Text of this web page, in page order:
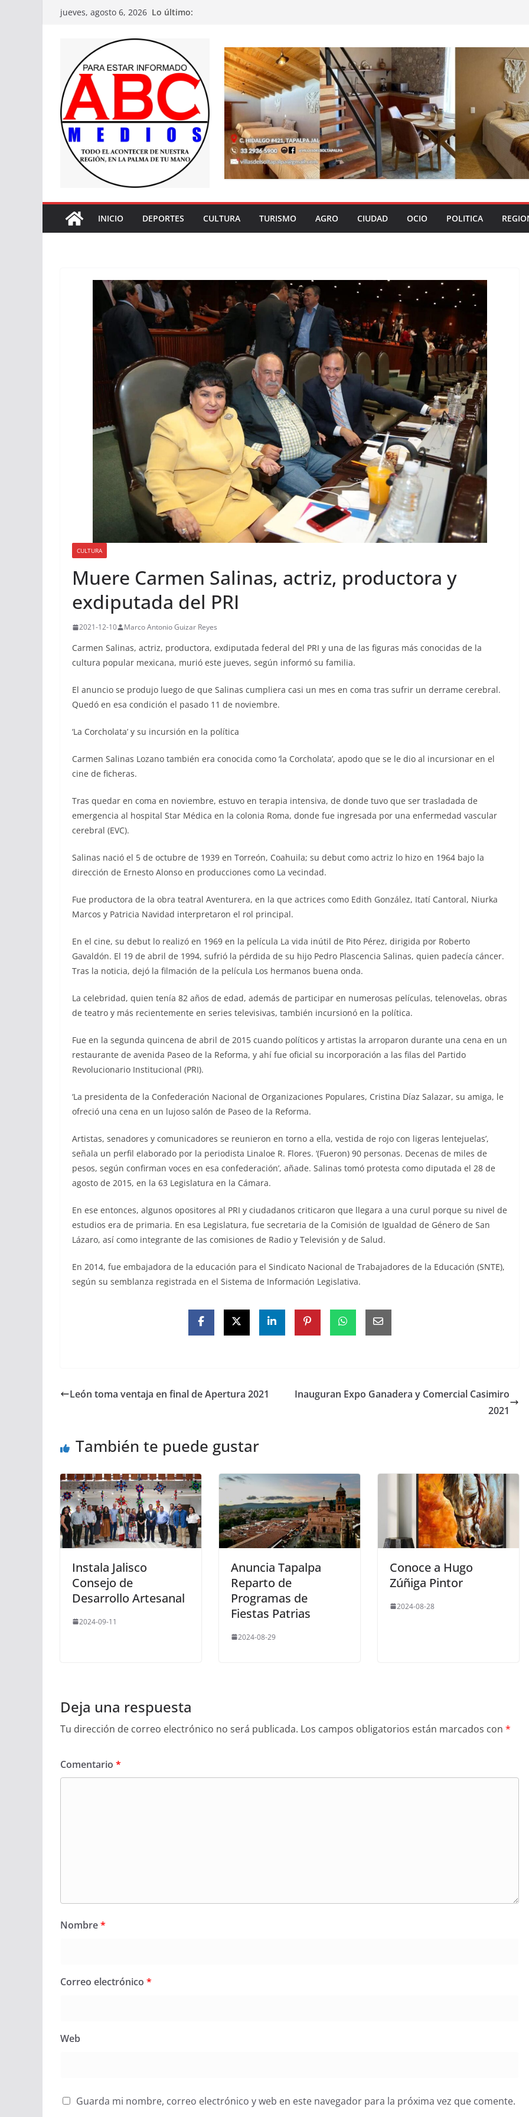
Saltarjueves, agosto 6, 2026 Lo último:
INICIO DEPORTES CULTURA TURISMO AGRO CIUDAD OCIO POLITICA
CULTURA
Muere Carmen Salinas, actriz, productora y
exdiputada del PRI
2021-12-10 Marco Antonio Guizar Reyes
Carmen Salinas, actriz, productora, exdiputada federal del PRI y una de las figuras más conocidas de la
cultura popular mexicana, murió este jueves, según informó su familia.
El anuncio se produjo luego de que Salinas cumpliera casi un mes en coma tras sufrir un derrame cerebral.
Quedó en esa condición el pasado 11 de noviembre.
‘La Corcholata’ y su incursión en la política
Carmen Salinas Lozano también era conocida como ‘la Corcholata’, apodo que se le dio al incursionar en el
cine de ficheras.
Tras quedar en coma en noviembre, estuvo en terapia intensiva, de donde tuvo que ser trasladada de
emergencia al hospital Star Médica en la colonia Roma, donde fue ingresada por una enfermedad vascular
cerebral (EVC).
Salinas nació el 5 de octubre de 1939 en Torreón, Coahuila; su debut como actriz lo hizo en 1964 bajo la
dirección de Ernesto Alonso en producciones como La vecindad.
Fue productora de la obra teatral Aventurera, en la que actrices como Edith González, Itatí Cantoral, Niurka
Marcos y Patricia Navidad interpretaron el rol principal.
En el cine, su debut lo realizó en 1969 en la película La vida inútil de Pito Pérez, dirigida por Roberto
Gavaldón. El 19 de abril de 1994, sufrió la pérdida de su hijo Pedro Plascencia Salinas, quien padecía cáncer.
Tras la noticia, dejó la filmación de la película Los hermanos buena onda.
La celebridad, quien tenía 82 años de edad, además de participar en numerosas películas, telenovelas, obras
de teatro y más recientemente en series televisivas, también incursionó en la política.
Fue en la segunda quincena de abril de 2015 cuando políticos y artistas la arroparon durante una cena en un
restaurante de avenida Paseo de la Reforma, y ahí fue oficial su incorporación a las filas del Partido
Revolucionario Institucional (PRI).
‘La presidenta de la Confederación Nacional de Organizaciones Populares, Cristina Díaz Salazar, su amiga, le
ofreció una cena en un lujoso salón de Paseo de la Reforma.
Artistas, senadores y comunicadores se reunieron en torno a ella, vestida de rojo con ligeras lentejuelas’,
señala un perfil elaborado por la periodista Linaloe R. Flores. ‘(Fueron) 90 personas. Decenas de miles de
pesos, según confirman voces en esa confederación’, añade. Salinas tomó protesta como diputada el 28 de
agosto de 2015, en la 63 Legislatura en la Cámara.
En ese entonces, algunos opositores al PRI y ciudadanos criticaron que llegara a una curul porque su nivel de
estudios era de primaria. En esa Legislatura, fue secretaria de la Comisión de Igualdad de Género de San
Lázaro, así como integrante de las comisiones de Radio y Televisión y de Salud.
En 2014, fue embajadora de la educación para el Sindicato Nacional de Trabajadores de la Educación (SNTE),
según su semblanza registrada en el Sistema de Información Legislativa.
León toma ventaja en final de Apertura 2021
Inauguran Expo Ganadera y Comercial Casimiro
2021
También te puede gustar
Instala Jalisco
Consejo de
Desarrollo Artesanal
2024-09-11
Anuncia Tapalpa
Reparto de
Programas de
Fiestas Patrias
2024-08-29
Conoce a Hugo
Zúñiga Pintor
2024-08-28
Deja una respuesta
Tu dirección de correo electrónico no será publicada. Los campos obligatorios están marcados con *
Comentario *
Nombre*
Correo electrónico *
Web
Guarda mi nombre, correo electrónico y web en este navegador para la próxima vez que comente.